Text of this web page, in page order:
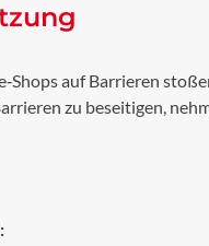
auf Barrieren
zu beseitigen,